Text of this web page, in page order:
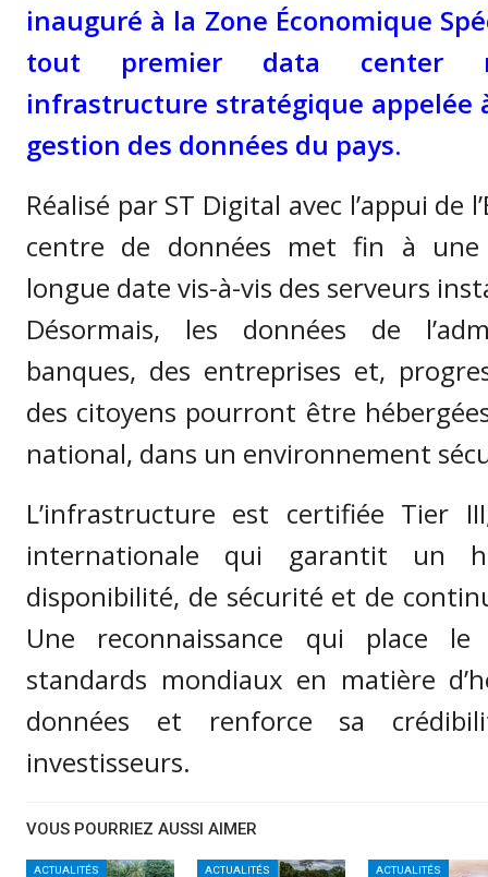
inauguré à la Zone Économique
tout premier data center
infrastructure stratégique appelée
gestion des données du pays.
Réalisé par ST Digital avec l’appui de
centre de données met fin à une
longue date vis-à-vis des serveurs
Désormais, les données de
banques, des entreprises et,
des citoyens pourront être
national, dans un environnement
L’infrastructure est certifiée Tier
internationale qui garantit un
disponibilité, de sécurité et de
Une reconnaissance qui place
standards mondiaux en matière
données et renforce sa
investisseurs.
VOUS POURRIEZ AUSSI AIMER
ACTUALITÉS ACTUALITÉS ACTUALITÉS